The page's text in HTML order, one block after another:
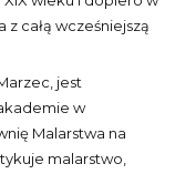
z całą wcześniejszą
jest
w
Malarstwa na
malarstwo,